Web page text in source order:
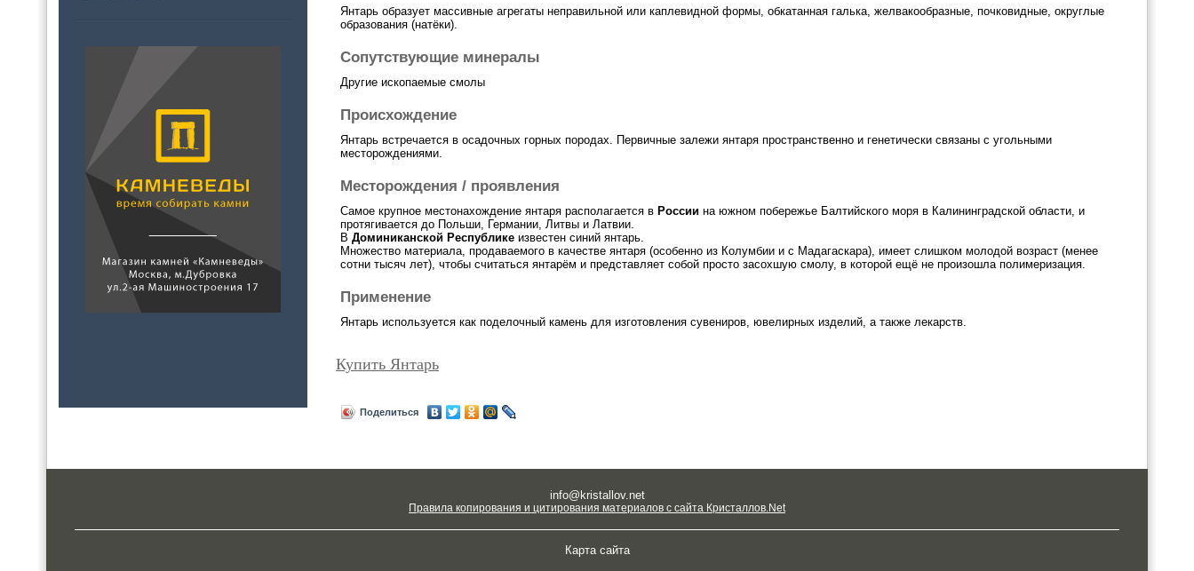
Янтарь образует массивные агрегаты неправильной или каплевидной формы, обкатанная галька, желвакообразные, почковидные, округлые
образования (натёки).
Сопутствующие минералы
Другие ископаемые смолы
Происхождение
Янтарь встречается в осадочных горных породах. Первичные залежи янтаря пространственно и генетически связаны с угольными
месторождениями.
Месторождения / проявления
Самое крупное местонахождение янтаря располагается в России на южном побережье Балтийского моря в Калининградской области, и
протягивается до Польши, Германии, Литвы и Латвии.
В Доминиканской Республике известен синий янтарь.
Множество материала, продаваемого в качестве янтаря (особенно из Колумбии и с Мадагаскара), имеет слишком молодой возраст (менее
сотни тысяч лет), чтобы считаться янтарём и представляет собой просто засохшую смолу, в которой ещё не произошла полимеризация.
Применение
Янтарь используется как поделочный камень для изготовления сувениров, ювелирных изделий, а также лекарств.
Купить Янтарь
Поделиться
info@kristallov.net
Правила копирования и цитирования материалов с сайта Кристаллов.Net
Карта сайта